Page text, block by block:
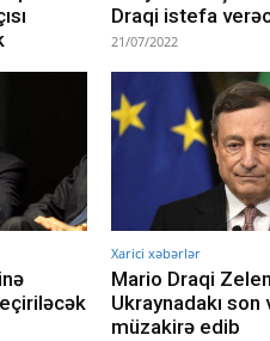
Draqi istefa
21/07/2022
Xarici xəbərlər
Mario Draqi
Ukraynadakı son
müzakirə edib